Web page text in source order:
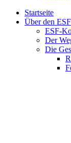
Start­sei­te
Über den ESF
ESF-
Der
Die